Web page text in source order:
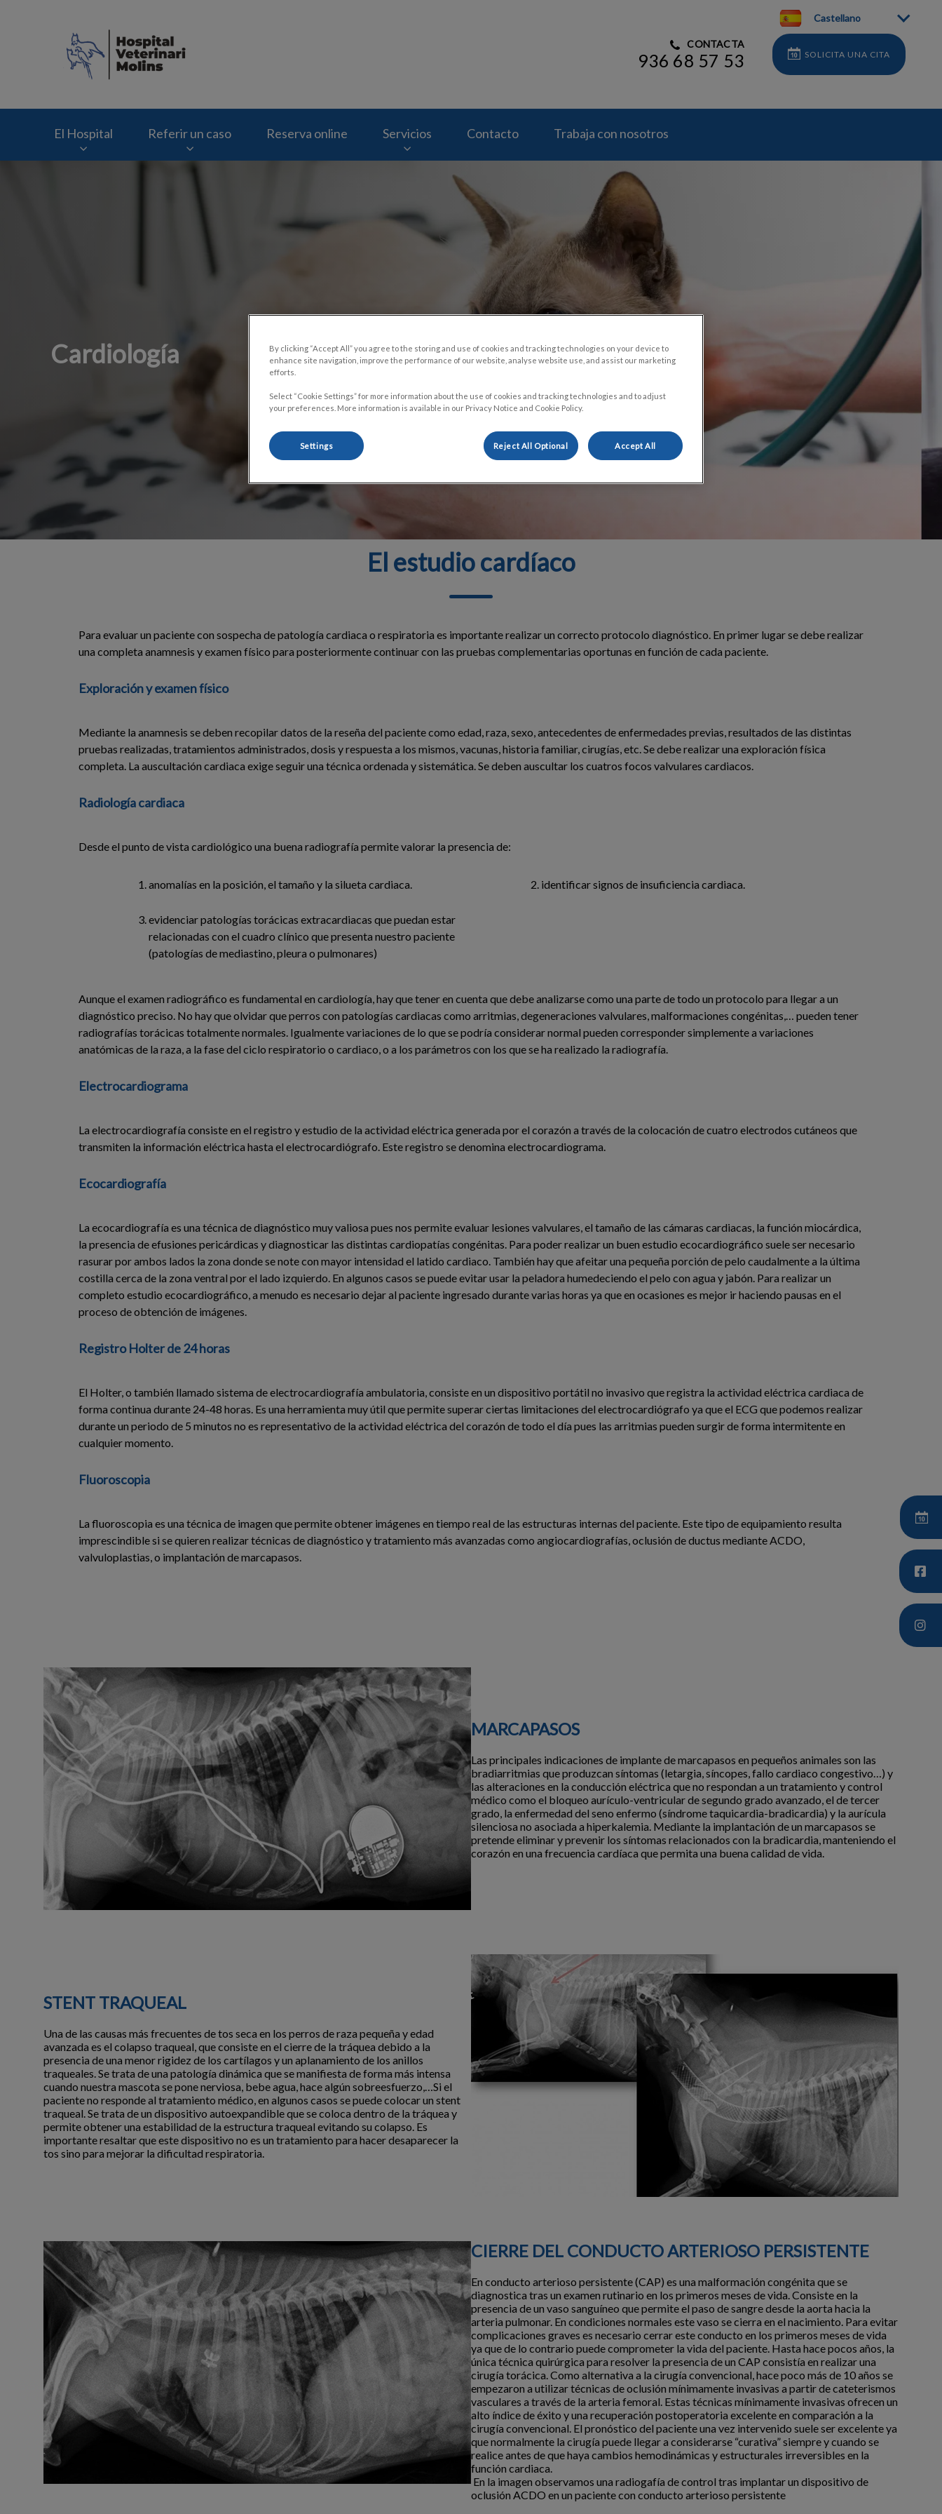
Castellano
CONTACTA
936 68 57 53 SOLICITA UNA CITA
El Hospital Referir un caso Reserva online Servicios Contacto Trabaja con nosotros
Cardiología
El estudio cardíaco
Para evaluar un paciente con sospecha de patología cardiaca o respiratoria es importante realizar un correcto protocolo diagnóstico. En primer lugar se debe realizar
una completa anamnesis y examen físico para posteriormente continuar con las pruebas complementarias oportunas en función de cada paciente.
Exploración y examen físico
Mediante la anamnesis se deben recopilar datos de la reseña del paciente como edad, raza, sexo, antecedentes de enfermedades previas, resultados de las distintas
pruebas realizadas, tratamientos administrados, dosis y respuesta a los mismos, vacunas, historia familiar, cirugías, etc. Se debe realizar una exploración física
completa. La auscultación cardiaca exige seguir una técnica ordenada y sistemática. Se deben auscultar los cuatros focos valvulares cardiacos.
Radiología cardiaca
Desde el punto de vista cardiológico una buena radiografía permite valorar la presencia de:
anomalías en la posición, el tamaño y la silueta cardiaca. identificar signos de insuficiencia cardiaca.
evidenciar patologías torácicas extracardiacas que puedan estar
relacionadas con el cuadro clínico que presenta nuestro paciente
(patologías de mediastino, pleura o pulmonares)
Aunque el examen radiográfico es fundamental en cardiología, hay que tener en cuenta que debe analizarse como una parte de todo un protocolo para llegar a un
diagnóstico preciso. No hay que olvidar que perros con patologías cardiacas como arritmias, degeneraciones valvulares, malformaciones congénitas,… pueden tener
radiografías torácicas totalmente normales. Igualmente variaciones de lo que se podría considerar normal pueden corresponder simplemente a variaciones
anatómicas de la raza, a la fase del ciclo respiratorio o cardiaco, o a los parámetros con los que se ha realizado la radiografía.
Electrocardiograma
La electrocardiografía consiste en el registro y estudio de la actividad eléctrica generada por el corazón a través de la colocación de cuatro electrodos cutáneos que
transmiten la información eléctrica hasta el electrocardiógrafo. Este registro se denomina electrocardiograma.
Ecocardiografía
La ecocardiografía es una técnica de diagnóstico muy valiosa pues nos permite evaluar lesiones valvulares, el tamaño de las cámaras cardiacas, la función miocárdica,
la presencia de efusiones pericárdicas y diagnosticar las distintas cardiopatías congénitas. Para poder realizar un buen estudio ecocardiográfico suele ser necesario
rasurar por ambos lados la zona donde se note con mayor intensidad el latido cardiaco. También hay que afeitar una pequeña porción de pelo caudalmente a la última
costilla cerca de la zona ventral por el lado izquierdo. En algunos casos se puede evitar usar la peladora humedeciendo el pelo con agua y jabón. Para realizar un
completo estudio ecocardiográfico, a menudo es necesario dejar al paciente ingresado durante varias horas ya que en ocasiones es mejor ir haciendo pausas en el
proceso de obtención de imágenes.
Registro Holter de 24 horas
El Holter, o también llamado sistema de electrocardiografía ambulatoria, consiste en un dispositivo portátil no invasivo que registra la actividad eléctrica cardiaca de
forma continua durante 24-48 horas. Es una herramienta muy útil que permite superar ciertas limitaciones del electrocardiógrafo ya que el ECG que podemos realizar
durante un periodo de 5 minutos no es representativo de la actividad eléctrica del corazón de todo el día pues las arritmias pueden surgir de forma intermitente en
cualquier momento.
Fluoroscopia
La fluoroscopia es una técnica de imagen que permite obtener imágenes en tiempo real de las estructuras internas del paciente. Este tipo de equipamiento resulta
imprescindible si se quieren realizar técnicas de diagnóstico y tratamiento más avanzadas como angiocardiografías, oclusión de ductus mediante ACDO,
valvuloplastias, o implantación de marcapasos.
MARCAPASOS
Las principales indicaciones de implante de marcapasos en pequeños animales son las
bradiarritmias que produzcan síntomas (letargia, síncopes, fallo cardiaco congestivo…) y
las alteraciones en la conducción eléctrica que no respondan a un tratamiento y control
médico como el bloqueo aurículo-ventricular de segundo grado avanzado, el de tercer
grado, la enfermedad del seno enfermo (síndrome taquicardia-bradicardia) y la aurícula
silenciosa no asociada a hiperkalemia. Mediante la implantación de un marcapasos se
pretende eliminar y prevenir los síntomas relacionados con la bradicardia, manteniendo el
corazón en una frecuencia cardíaca que permita una buena calidad de vida.
STENT TRAQUEAL
Una de las causas más frecuentes de tos seca en los perros de raza pequeña y edad
avanzada es el colapso traqueal, que consiste en el cierre de la tráquea debido a la
presencia de una menor rigidez de los cartílagos y un aplanamiento de los anillos
traqueales. Se trata de una patología dinámica que se manifiesta de forma más intensa
cuando nuestra mascota se pone nerviosa, bebe agua, hace algún sobreesfuerzo,…Si el
paciente no responde al tratamiento médico, en algunos casos se puede colocar un stent
traqueal. Se trata de un dispositivo autoexpandible que se coloca dentro de la tráquea y
permite obtener una estabilidad de la estructura traqueal evitando su colapso. Es
importante resaltar que este dispositivo no es un tratamiento para hacer desaparecer la
tos sino para mejorar la dificultad respiratoria.
CIERRE DEL CONDUCTO ARTERIOSO PERSISTENTE
En conducto arterioso persistente (CAP) es una malformación congénita que se
diagnostica tras un examen rutinario en los primeros meses de vida. Consiste en la
presencia de un vaso sanguíneo que permite el paso de sangre desde la aorta hacia la
arteria pulmonar. En condiciones normales este vaso se cierra en el nacimiento. Para evitar
complicaciones graves es necesario cerrar este conducto en los primeros meses de vida
ya que de lo contrario puede comprometer la vida del paciente. Hasta hace pocos años, la
única técnica quirúrgica para resolver la presencia de un CAP consistía en realizar una
cirugía torácica. Como alternativa a la cirugía convencional, hace poco más de 10 años se
empezaron a utilizar técnicas de oclusión mínimamente invasivas a partir de cateterismos
vasculares a través de la arteria femoral. Estas técnicas mínimamente invasivas ofrecen un
alto índice de éxito y una recuperación postoperatoria excelente en comparación a la
cirugía convencional. El pronóstico del paciente una vez intervenido suele ser excelente ya
que normalmente la cirugía puede llegar a considerarse “curativa” siempre y cuando se
realice antes de que haya cambios hemodinámicas y estructurales irreversibles en la
función cardiaca.
En la imagen observamos una radiogafía de control tras implantar un dispositivo de
oclusión ACDO en un paciente con conducto arterioso persistente
By clicking “Accept All” you agree to the storing and use of cookies and tracking technologies on your device to
enhance site navigation, improve the performance of our website, analyse website use, and assist our marketing
efforts.
Select “Cookie Settings” for more information about the use of cookies and tracking technologies and to adjust
your preferences. More information is available in our Privacy Notice and Cookie Policy.
Settings Reject All Optional Accept All